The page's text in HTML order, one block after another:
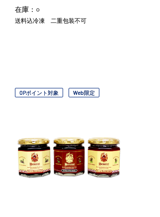
在庫：○
送料込冷凍 二重包装不可
OPポイント対象 Web限定